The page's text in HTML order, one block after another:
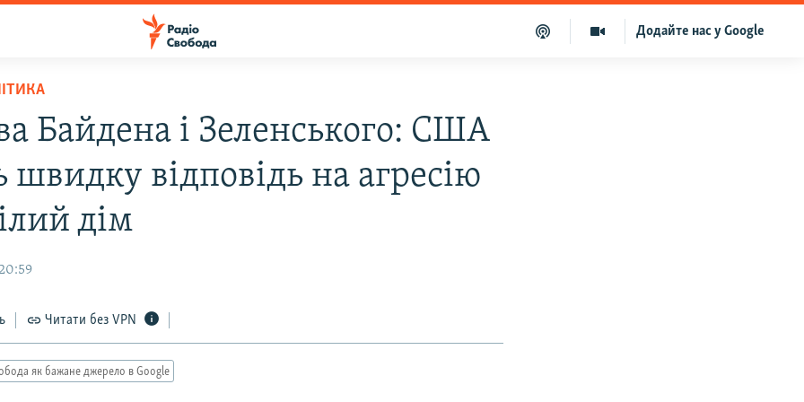
Додайте нас у Google
Байдена і Зеленського: США
швидку відповідь на агресію
дім
Читати без VPN
як бажане джерело в Google